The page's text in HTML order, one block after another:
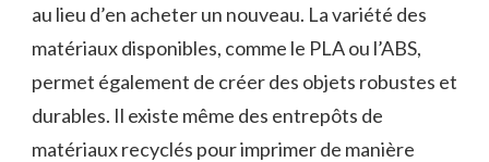
au lieu d’en acheter un nouveau. La variété des
matériaux disponibles, comme le PLA ou l’ABS,
permet également de créer des objets robustes et
durables. Il existe même des entrepôts de
matériaux recyclés pour imprimer de manière